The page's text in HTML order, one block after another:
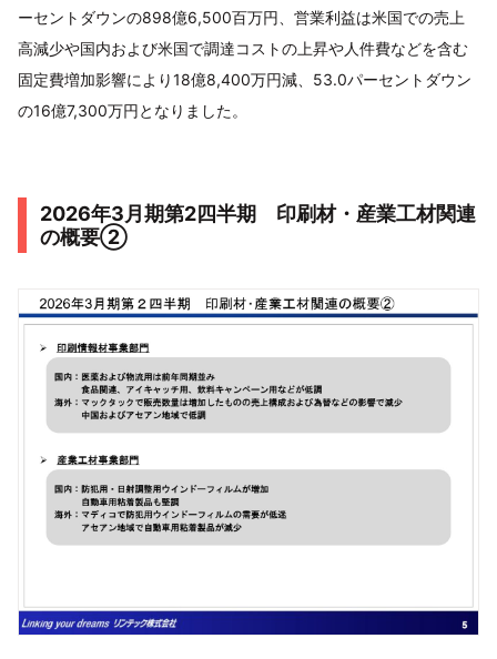
ーセントダウンの898億6,500百万円、営業利益は米国での売上
高減少や国内および米国で調達コストの上昇や人件費などを含む
固定費増加影響により18億8,400万円減、53.0パーセントダウン
の16億7,300万円となりました。
2026年3月期第2四半期 印刷材・産業工材関連
の概要②